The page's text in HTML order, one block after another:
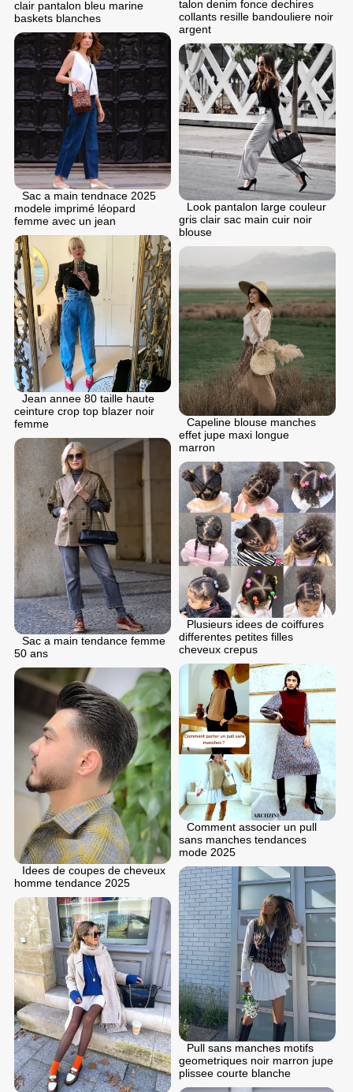
talon denim fonce dechires
collants resille bandouliere noir
argent
clair pantalon bleu marine
baskets blanches
Sac a main tendnace 2025
modele imprimé léopard
femme avec un jean
Look pantalon large couleur
gris clair sac main cuir noir
blouse
Jean annee 80 taille haute
ceinture crop top blazer noir
femme
Capeline blouse manches
effet jupe maxi longue
marron
Sac a main tendance femme
50 ans
Plusieurs idees de coiffures
differentes petites filles
cheveux crepus
Comment associer un pull
sans manches tendances
mode 2025
Idees de coupes de cheveux
homme tendance 2025
Pull sans manches motifs
geometriques noir marron jupe
plissee courte blanche